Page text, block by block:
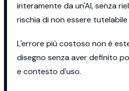
interamente da un'AI, senza
rischia di non essere
L'errore più costoso non è
disegno senza aver definito
e contesto d'uso.